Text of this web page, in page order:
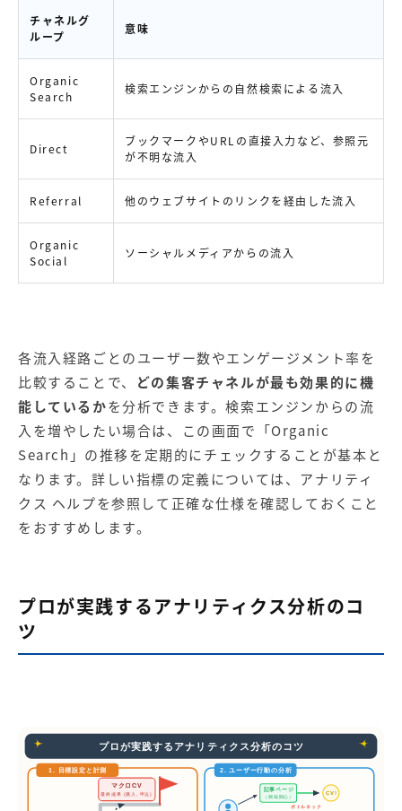
チャネルグ
ループ
意味
Organic
Search
検索エンジンからの自然検索による流入
Direct
ブックマークやURLの直接入力など、参照元
が不明な流入
Referral 他のウェブサイトのリンクを経由した流入
Organic
Social
ソーシャルメディアからの流入
各流入経路ごとのユーザー数やエンゲージメント率を
比較することで、 どの集客チャネルが最も効果的に機
能しているかを分析できます。検索エンジンからの流
入を増やしたい場合は、この画面で「Organic
Search」の推移を定期的にチェックすることが基本と
なります。詳しい指標の定義については、 アナリティ
クス ヘルプを参照して正確な仕様を確認しておくこと
をおすすめします。
プロが実践するアナリティクス分析のコ
ツ
プロが実践するアナリティクス分析のコツ
1. 目標設定と計測
マクロCV
最終成果 (購入, 申込)
2. ユーザー行動の分析
記事ページ
（興味関心）
ボトルネック
CV!